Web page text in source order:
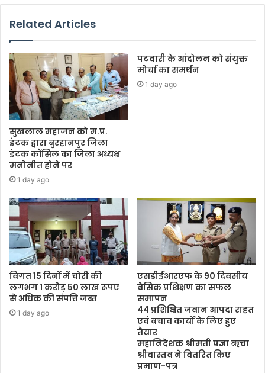
Related Articles
सुखलाल महाजन को म.प्र.
इंटक द्वारा बुरहानपुर जिला
इंटक कौंसिल का जिला अध्यक्ष
मनोनीत होने पर
1 day ago
पटवारी के आंदोलन को संयुक्त
मोर्चा का समर्थन
1 day ago
विगत 15 दिनों में चोरी की
लगभग 1 करोड़ 50 लाख रूपए
से अधिक की संपत्ति जब्‍त
1 day ago
एसडीईआरएफ के 90 दिवसीय
बेसिक प्रशिक्षण का सफल
समापन
44 प्रशिक्षित जवान आपदा राहत
एवं बचाव कार्यों के लिए हुए
तैयार
महानिदेशक श्रीमती प्रज्ञा ऋचा
श्रीवास्तव ने वितरित किए
प्रमाण-पत्र